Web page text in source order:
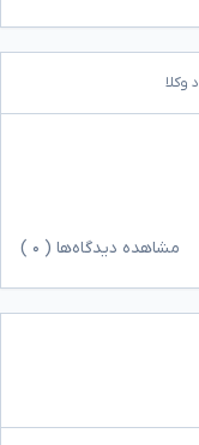
وکلا
مشاهده دیدگاه‌ها ( ۰